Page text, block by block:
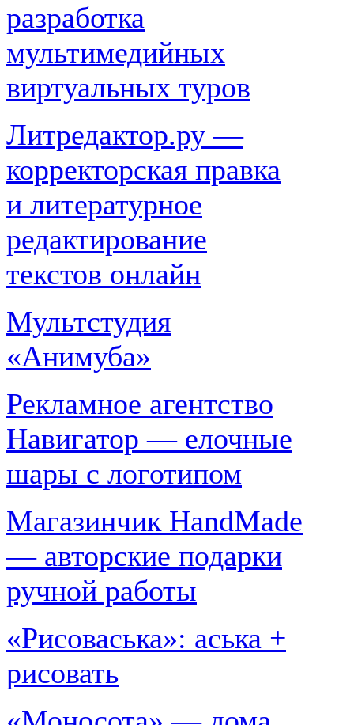
разработка
мультимедийных
виртуальных туров
Литредактор.ру —
корректорская правка
и литературное
редактирование
текстов онлайн
Мультстудия
«Анимуба»
Рекламное агентство
Навигатор — елочные
шары с логотипом
Магазинчик HandMade
— авторские подарки
ручной работы
«Рисоваська»: аська +
рисовать